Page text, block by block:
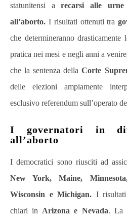
statunitensi arecarsi alle
all’aborto. I risultati ottenuti tra
che determineranno
pratica nei mesi e negli anni a
che la sentenza dellaCorte
delle elezioni ampiamente
esclusivo referendum sull’operato
I governatori in
all’aborto
I democratici sono riusciti ad
New York, Maine,
Wisconsin e Michigan. I
chiari in Arizona e Nevada. La